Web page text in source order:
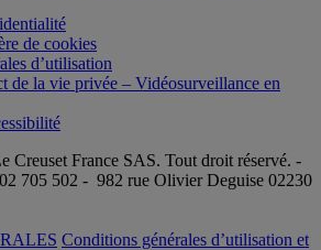
de cookies
d’utilisation
de la vie privée – Vidéosurveillance en
France SAS. Tout droit réservé. -
705 502 - 982 rue Olivier Deguise 02230
Conditions générales d’utilisation et